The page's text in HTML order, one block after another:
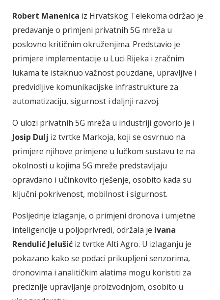
Robert Manenica iz Hrvatskog Telekoma održao je
predavanje o primjeni privatnih 5G mreža u
poslovno kritičnim okruženjima. Predstavio je
primjere implementacije u Luci Rijeka i zračnim
lukama te istaknuo važnost pouzdane, upravljive i
predvidljive komunikacijske infrastrukture za
automatizaciju, sigurnost i daljnji razvoj.
O ulozi privatnih 5G mreža u industriji govorio je i
Josip Dulj iz tvrtke Markoja, koji se osvrnuo na
primjere njihove primjene u lučkom sustavu te na
okolnosti u kojima 5G mreže predstavljaju
opravdano i učinkovito rješenje, osobito kada su
ključni pokrivenost, mobilnost i sigurnost.
Posljednje izlaganje, o primjeni dronova i umjetne
inteligencije u poljoprivredi, održala je Ivana
Rendulić Jelušić iz tvrtke Alti Agro. U izlaganju je
pokazano kako se podaci prikupljeni senzorima,
dronovima i analitičkim alatima mogu koristiti za
preciznije upravljanje proizvodnjom, osobito u